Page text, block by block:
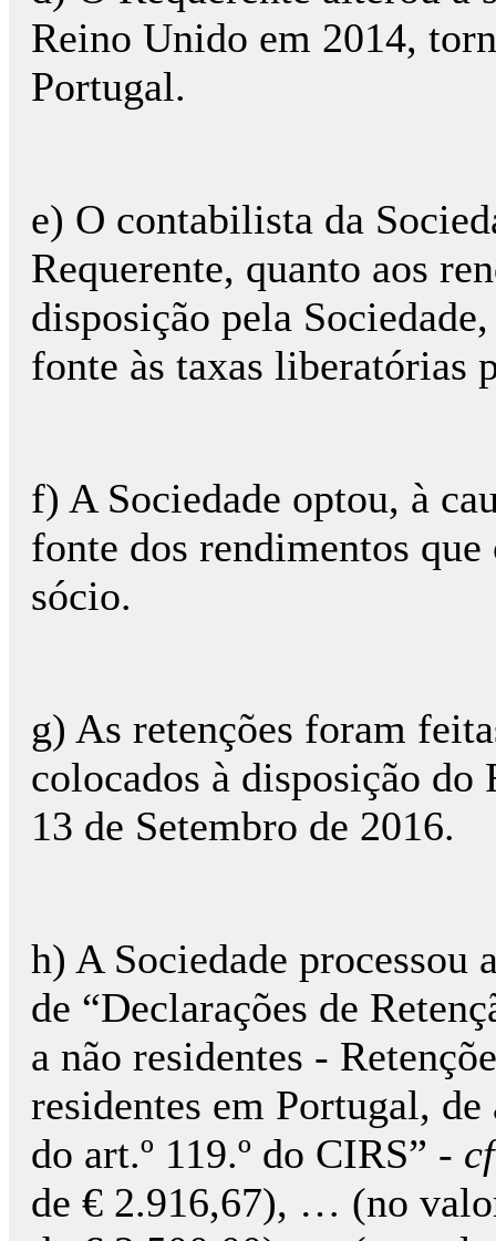
Reino Unido em 2014,
Portugal.
e) O contabilista da
Requerente, quanto aos
disposição pela
fonte às taxas liberatórias
f) A Sociedade optou, à
fonte dos rendimentos
sócio.
g) As retenções foram
colocados à disposição do
13 de Setembro de 2016.
h) A Sociedade processou
de “Declarações de
a não residentes -
residentes em Portugal,
do art.º 119.º do CIRS” -
de € 2.916,67), … (no